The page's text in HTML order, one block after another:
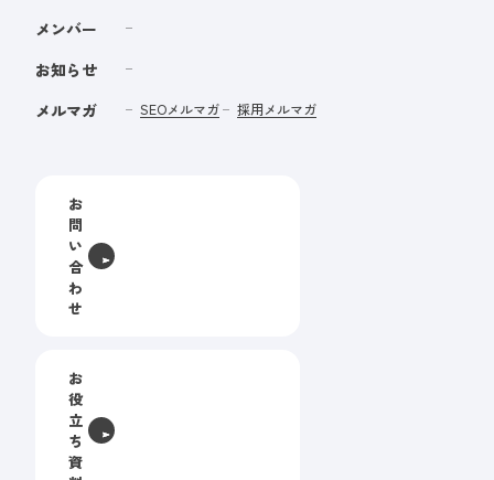
メンバー
お知らせ
メルマガ
SEOメルマガ 採用メルマガ
お
問
い
合
わ
せ
お
役
立
ち
資